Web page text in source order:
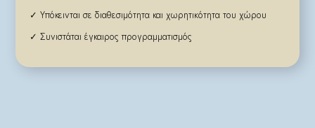
✓ Υπόκεινται σε διαθεσιμότητα και χωρητικότητα του χώρου
✓ Συνιστάται έγκαιρος προγραμματισμός